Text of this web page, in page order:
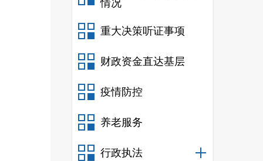
情况
重大决策听证事项
财政资金直达基层
疫情防控
养老服务
行政执法